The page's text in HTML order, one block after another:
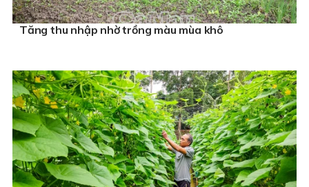
Tăng thu nhập nhờ trồng màu mùa khô